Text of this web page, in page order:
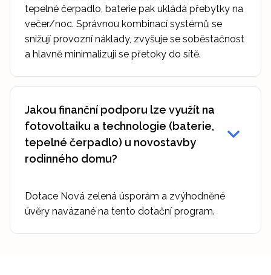
tepelné čerpadlo, baterie pak ukládá přebytky na
večer/noc. Správnou kombinací systémů se
snižují provozní náklady, zvyšuje se soběstačnost
a hlavně minimalizují se přetoky do sítě.
Jakou finanční podporu lze využít na
fotovoltaiku a technologie (baterie,
tepelné čerpadlo) u novostavby
rodinného domu?
Dotace Nová zelená úsporám a zvýhodněné
úvěry navázané na tento dotační program.